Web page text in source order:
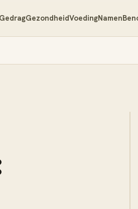
GedragGezondheidVoedingNamen